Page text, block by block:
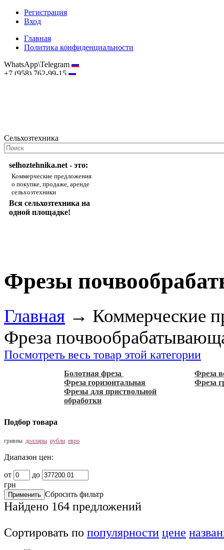
Регистрация
Вход
Главная
Политика конфиденциальности
WhatsApp\Telegram
+7 (958) 762-99-15
Сельхозтехника
selhoztehnika.net - это:
Коммерческие предложения
о покупке, продаже, аренде
сельхозтехники
Вся сельхозтехника на
одной площадке!
Фрезы
Главная → Коммерческие
Фреза
Посмотреть весь товар этой категории
Болотная фреза
Фреза
Фреза горизонтальная
Фреза
Фрезы для приствольной
обработки
Подбор товара
гривны доллары рубли евро
Диапазон цен:
от
до
грн
Сбросить фильтр
Найдено 164 предложений
Сортировать по популярности цене